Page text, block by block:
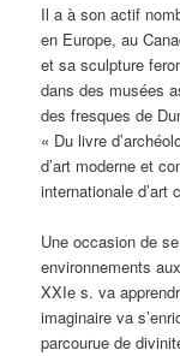
Il a à son actif
en Europe, au
et sa sculpture
dans des musées
des fresques de
« Du livre
d’art moderne et
internationale d’art
Une occasion de
environnements
XXIe s. va
imaginaire va
parcourue de